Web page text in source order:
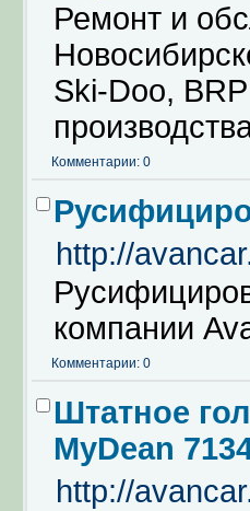
Ремонт и
Ski-Doo,
Комментарии: 0
http://
компании
Комментарии: 0
Штатное
MyDean
http://